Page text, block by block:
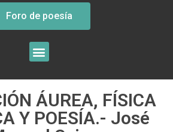
Foro de poesía
ÁUREA, FÍSICA
Y POESÍA.- José